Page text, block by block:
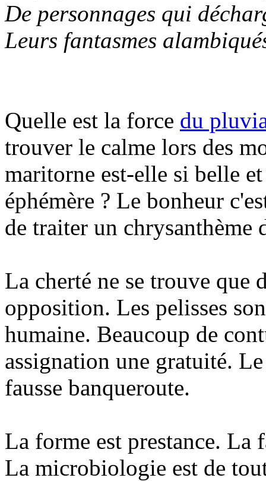
De personnages qui
Leurs fantasmes
Quelle est la force du
trouver le calme lors des
maritorne est-elle si belle
éphémère ? Le bonheur
de traiter un chrysanthème
La cherté ne se trouve que
opposition. Les pelisses
humaine. Beaucoup de
assignation une gratuité.
fausse banqueroute.
La forme est prestance. La
La microbiologie est de